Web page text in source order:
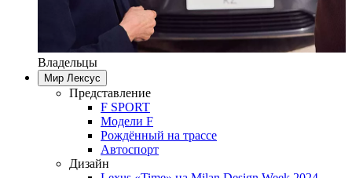
Владельцы
Мир Лексус
Представление
F SPORT
Модели F
Рождённый на трассе
Автоспорт
Дизайн